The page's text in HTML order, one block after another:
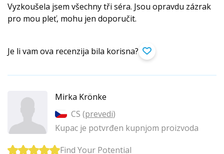
Vyzkoušela jsem všechny tři séra. Jsou opravdu zázrak
pro mou pleť, mohu jen doporučit.
Je li vam ova recenzija bila korisna?
Mirka Krönke
CS (prevedi)
Kupac je potvrđen kupnjom proizvoda
Find Your Potential